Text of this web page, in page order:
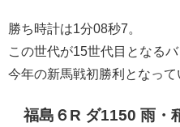
勝ち時計は1分08秒7。
この世代が15世代目となる
今年の新馬戦初勝利となって
福島６R ダ1150 雨・